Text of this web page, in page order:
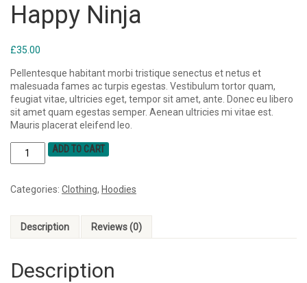
Happy Ninja
£35.00
Pellentesque habitant morbi tristique senectus et netus et
malesuada fames ac turpis egestas. Vestibulum tortor quam,
feugiat vitae, ultricies eget, tempor sit amet, ante. Donec eu libero
sit amet quam egestas semper. Aenean ultricies mi vitae est.
Mauris placerat eleifend leo.
ADD TO CART
Categories: Clothing, Hoodies
Description Reviews (0)
Description